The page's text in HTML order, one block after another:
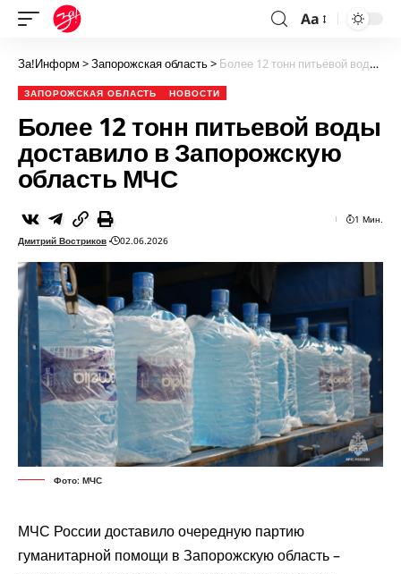
Aa
За!Информ >Запорожская область> Более 12 тонн питьевой воды доставило в Запорожскую область МЧС
ЗАПОРОЖСКАЯ ОБЛАСТЬ НОВОСТИ
Более 12 тонн питьевой воды
доставило в Запорожскую
область МЧС
Дмитрий Востриков 02.06.2026
1 Мин.
Фото: МЧС
МЧС России доставило очередную партию
гуманитарной помощи в Запорожскую область –